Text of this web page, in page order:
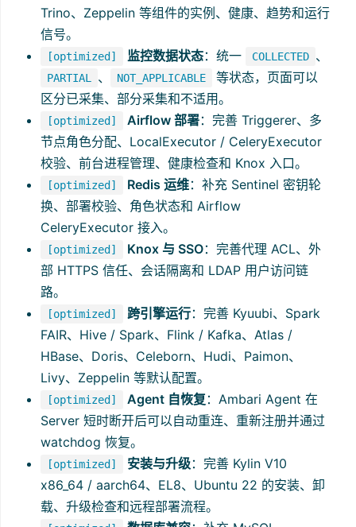
Trino、Zeppelin 等组件的实例、健康、趋势和运行
信号。
[optimized] 监控数据状态：统一 COLLECTED 、
PARTIAL 、 NOT_APPLICABLE
等状态，页面可以
区分已采集、部分采集和不适用。
[optimized] Airflow 部署：完善 Triggerer、多
节点角色分配、LocalExecutor / CeleryExecutor
校验、前台进程管理、健康检查和 Knox 入口。
[optimized] Redis 运维：补充 Sentinel 密钥轮
换、部署校验、角色状态和 Airflow
CeleryExecutor 接入。
[optimized] Knox 与 SSO：完善代理 ACL、外
部 HTTPS 信任、会话隔离和 LDAP 用户访问链
路。
[optimized] 跨引擎运行：完善 Kyuubi、Spark
FAIR、Hive / Spark、Flink / Kafka、Atlas /
HBase、Doris、Celeborn、Hudi、Paimon、
Livy、Zeppelin 等默认配置。
[optimized] Agent 自恢复 ：Ambari Agent 在
Server 短时断开后可以自动重连、重新注册并通过
watchdog 恢复。
[optimized] 安装与升级：完善 Kylin V10
x86_64 / aarch64、EL8、Ubuntu 22 的安装、卸
载、升级检查和远程部署流程。